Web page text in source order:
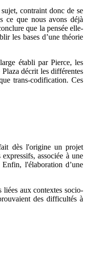
contraint donc de se
ce que nous avons déjà
que la pensée elle-
les bases d’une théorie
établi par Pierce, les
Plaza décrit les différentes
trans-codification. Ces
dès l'origine un projet
associée à une
l'élaboration d’une
liées aux contextes socio-
des difficultés à